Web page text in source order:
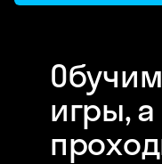
игры,